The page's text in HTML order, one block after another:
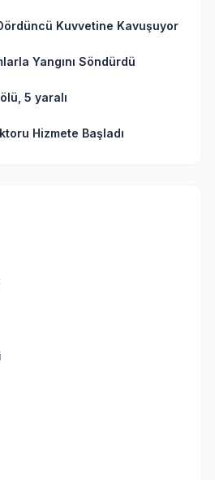
Kuvvetine Kavuşuyor
Yangını Söndürdü
5 yaralı
Hizmete Başladı